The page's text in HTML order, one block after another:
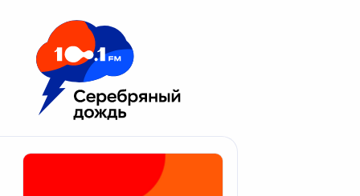
Москва 100.1 FM
Апатиты